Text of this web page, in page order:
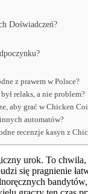
Doświadczeń?
z prawem w Polsce?
relaks, a nie problem?
aby grać w Chicken
automatów?
recenzje kasyn z
urok. To chwila,
się pragnienie